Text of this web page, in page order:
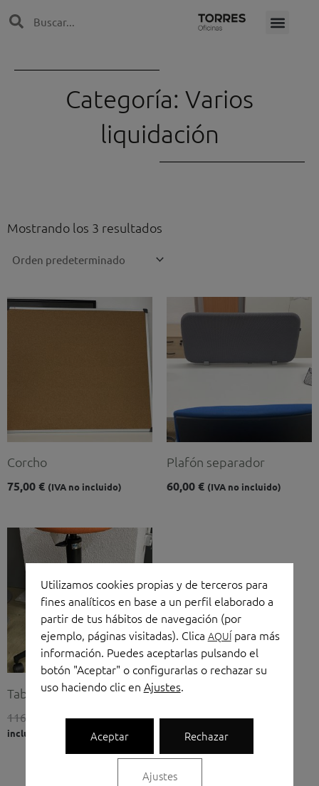
SearchSearch
Categoría: Varios
liquidación
Mostrando los 3 resultados
Corcho
75,00€ (IVA no incluido)
Plafón separador
60,00€ (IVA no incluido)
Taburete
116,00
El
precio
original
era:
116,00 €.
55,00€
El
precio
actual
es:
55,00 €.
(IVA no
incluido)
Utilizamos cookies propias y de terceros para
fines analíticos en base a un perfil elaborado a
partir de tus hábitos de navegación (por
ejemplo, páginas visitadas). Clica AQUÍpara más
información. Puedes aceptarlas pulsando el
botón "Aceptar" o configurarlas o rechazar su
uso haciendo clic en Ajustes.
Aceptar Rechazar
Ajustes